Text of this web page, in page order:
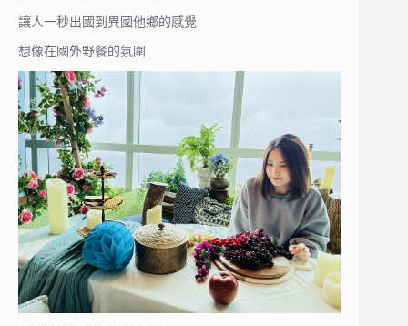
讓人一秒出國到異國他鄉的感覺
想像在國外野餐的氛圍